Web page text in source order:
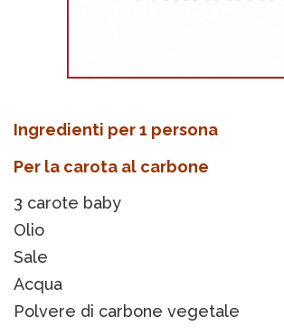
Ingredienti per 1 persona
Per la carota al carbone
3 carote baby
Olio
Sale
Acqua
Polvere di carbone vegetale